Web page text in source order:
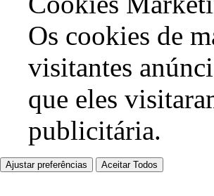
Os cookies de
visitantes
que eles
publicitária.
Ajustar preferências Aceitar Todos